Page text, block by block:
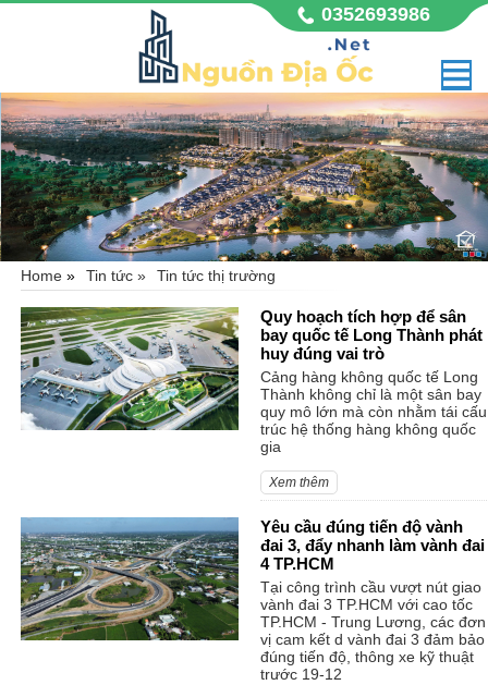
0352693986
GLADIA BY THE WATERS
Vị trí đắc địa mặt tiền đường Võ Chí Công sầm uất, thuộc
phường Phú Hữu, quận 9, Tp Hồ Chí Minh. Dự án nhà
Khang Điền Gladia với quy mô 11,8 hecta, không chỉ là
không gian sống mà còn là biểu tượng đẳng cấp,
Home» Tin tức » Tin tức thị trường
Quy hoạch tích hợp để sân
bay quốc tế Long Thành phát
huy đúng vai trò
Cảng hàng không quốc tế Long
Thành không chỉ là một sân bay
quy mô lớn mà còn nhằm tái cấu
trúc hệ thống hàng không quốc
gia
Xem thêm
Yêu cầu đúng tiến độ vành
đai 3, đẩy nhanh làm vành đai
4 TP.HCM
Tại công trình cầu vượt nút giao
vành đai 3 TP.HCM với cao tốc
TP.HCM - Trung Lương, các đơn
vị cam kết d vành đai 3 đảm bảo
đúng tiến độ, thông xe kỹ thuật
trước 19-12